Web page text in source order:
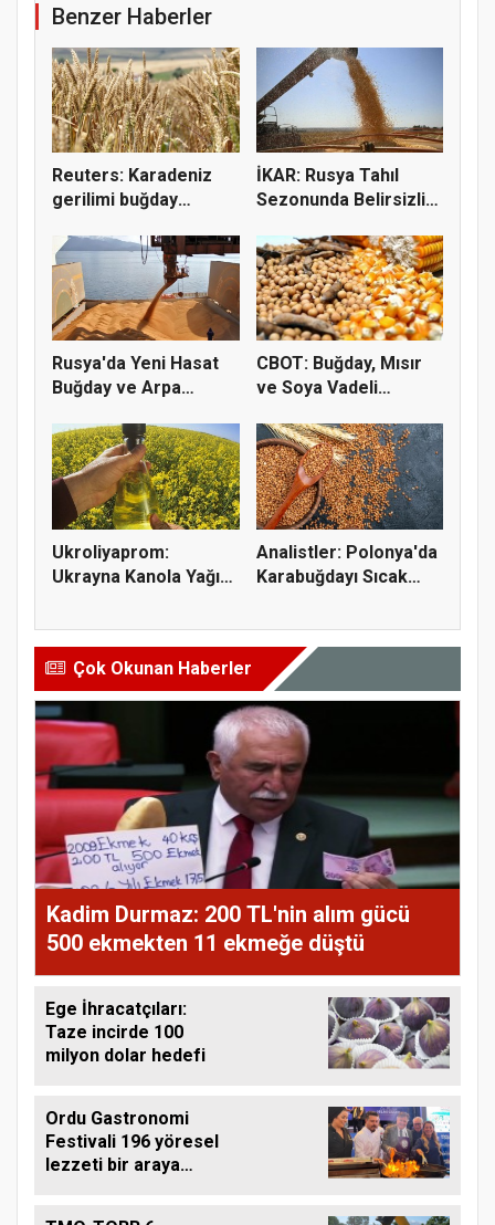
Benzer Haberler
Reuters: Karadeniz
gerilimi buğday
İKAR: Rusya Tahıl
Sezonunda Belirsizlik
Rusya'da Yeni Hasat
Buğday ve Arpa
CBOT: Buğday, Mısır
ve Soya Vadeli
Ukroliyaprom:
Ukrayna Kanola Yağı
Analistler: Polonya'da
Karabuğdayı Sıcak
Çok Okunan Haberler
Kadim Durmaz: 200 TL'nin alım gücü
500 ekmekten 11 ekmeğe düştü
Ege İhracatçıları:
Taze incirde 100
milyon dolar hedefi
Ordu Gastronomi
Festivali 196 yöresel
lezzeti bir araya